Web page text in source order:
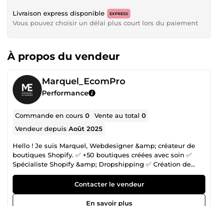
Livraison express disponible EXPRESS
Vous pouvez choisir un délai plus court lors du paiement
À propos du vendeur
Marquel_EcomPro
Performance
Commande en cours0 Vente au total0
Vendeur depuisAoût 2025
Hello ! Je suis Marquel, Webdesigner &amp; créateur de
boutiques Shopify. ✅ +50 boutiques créées avec soin ✅
Spécialiste Shopify &amp; Dropshipping ✅ Création de
boutiques en ligne prêtes à vendre ✅ Design
professionnel &amp; responsive 🚀 J’aide les entrepreneurs
à lancer leur business en ligne sans stress, grâce à des
boutiques modernes, intuitives et optimisées pour la
Contacter le vendeur
En savoir plus